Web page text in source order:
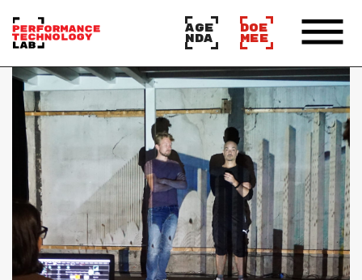
AGE
NDA
DOE
MEE